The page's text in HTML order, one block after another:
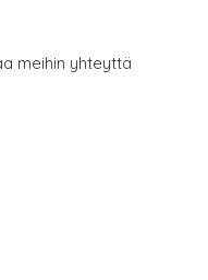
meihin yhteyttä